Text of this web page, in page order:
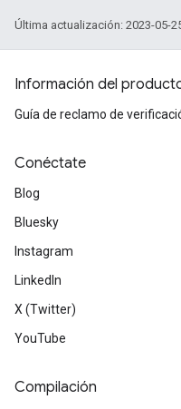
Última actualización: 2023-05-
Información del
Guía de reclamo de
Conéctate
Blog
Bluesky
Instagram
LinkedIn
X (Twitter)
YouTube
Compilación